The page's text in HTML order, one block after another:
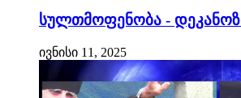
სულთმოფენობა -
ივნისი 11, 2025